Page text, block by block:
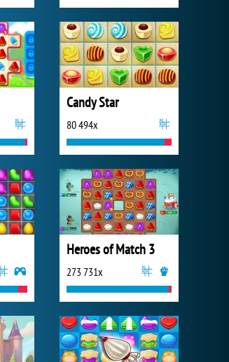
Candy Star
80 494x
Heroes of Match 3
273 731x